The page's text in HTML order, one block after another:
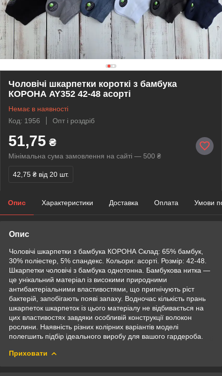
Чоловічі шкарпетки короткі з бамбука
КОРОНА AY352 42-48 асорті
Немає в наявності
Код: 1956
Опт і роздріб
51,75 ₴
Мінімальна сума замовлення на сайті — 500 ₴
42,75 ₴ від 20 шт.
Опис Характеристики Доставка Оплата Умови
Опис
Чоловічі шкарпетки з бамбука КОРОНА Склад: 65% бамбук,
30% поліестер, 5% спандекс. Кольори: асорті. Розмір: 42-48.
Шкарпетки чоловічі з бамбука однотонна. Бамбукова нитка —
це унікальний матеріал із високими природними
антибактеріальними властивостями, що пригнічують ріст
бактерій, запобігають появі запаху. Водночас кількість прань
шкарпеток шкарпеток із цього матеріалу не відбивається на
цих властивостях завдяки особливій конструкції волокон
рослини. Наявність різних колірних варіантів моделі
полегшить підбір ідеального виробу для вашого гардероба.
Приховати